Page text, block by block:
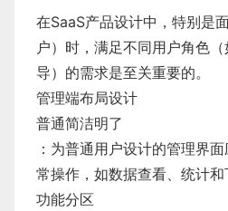
在SaaS产品设计中，特别是
户）时，满足不同用户角色
导）的需求是至关重要的。
管理端布局设计
普通简洁明了
：为普通用户设计的管理界
常操作，如数据查看、统计和
功能分区